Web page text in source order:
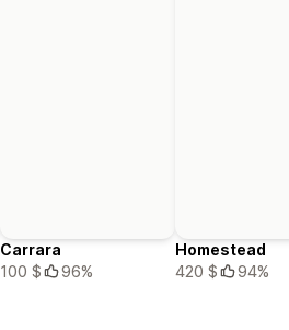
Carrara
100 $
96%
Homestead
420 $
94%